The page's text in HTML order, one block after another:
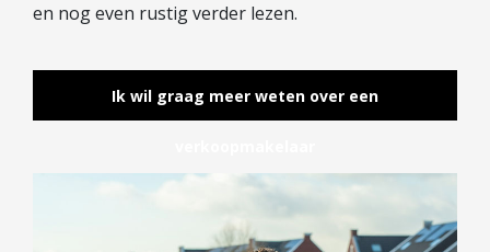
en nog even rustig verder lezen.
Ik wil graag meer weten over een